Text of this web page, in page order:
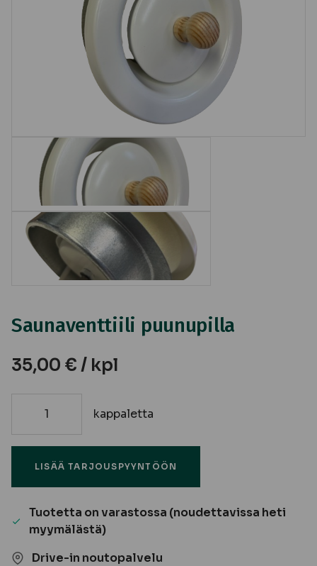
Saunaventtiili puunupilla
35,00 € / kpl
Saunaventtiili
kappaletta
LISÄÄ TARJOUSPYYNTÖÖN
Tuotetta on varastossa (noudettavissa heti
myymälästä)
Drive-in noutopalvelu